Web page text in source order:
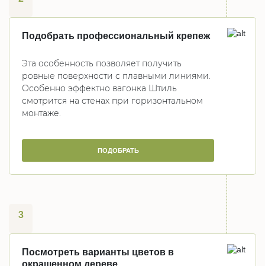
Подобрать профессиональный крепеж
Эта особенность позволяет получить
ровные поверхности с плавными линиями.
Особенно эффектно вагонка Штиль
смотрится на стенах при горизонтальном
монтаже.
ПОДОБРАТЬ
3
Посмотреть варианты цветов в